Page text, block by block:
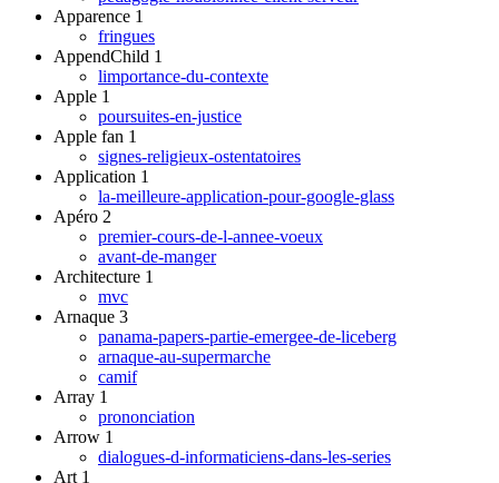
Apparence 1
fringues
AppendChild 1
limportance-du-contexte
Apple 1
poursuites-en-justice
Apple fan 1
signes-religieux-ostentatoires
Application 1
la-meilleure-application-pour-google-glass
Apéro 2
premier-cours-de-l-annee-voeux
avant-de-manger
Architecture 1
mvc
Arnaque 3
panama-papers-partie-emergee-de-liceberg
arnaque-au-supermarche
camif
Array 1
prononciation
Arrow 1
dialogues-d-informaticiens-dans-les-series
Art 1